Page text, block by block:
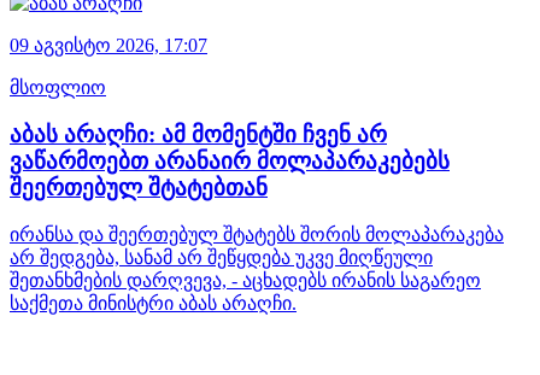
09 აგვისტო 2026, 17:07
მსოფლიო
აბას არაღჩი: ამ მომენტში ჩვენ არ
ვაწარმოებთ არანაირ მოლაპარაკებებს
შეერთებულ შტატებთან
ირანსა და შეერთებულ შტატებს შორის მოლაპარაკება
არ შედგება, სანამ არ შეწყდება უკვე მიღწეული
შეთანხმების დარღვევა, - აცხადებს ირანის საგარეო
საქმეთა მინისტრი აბას არაღჩი.